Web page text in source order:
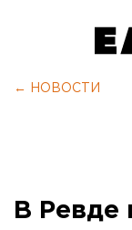
← НОВОСТИ
В Ревде